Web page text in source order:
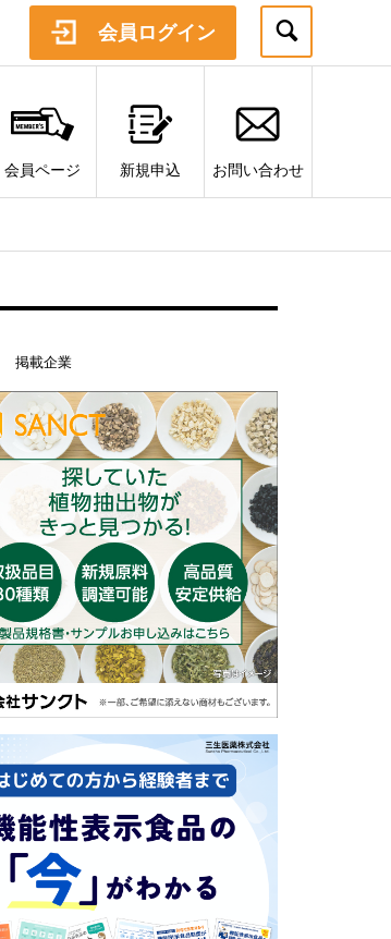
会員ログイン
会員ページ 新規申込 お問い合わせ
掲載企業